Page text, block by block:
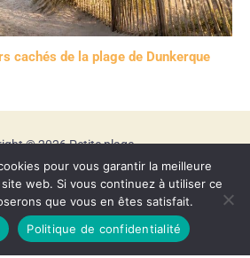
cachés de la plage de Dunkerque
© 2026 Petite plage
Mentions légales
Contact
de confidentialité
pour vous garantir la meilleure
web. Si vous continuez à utiliser ce
que vous en êtes satisfait.
Politique de confidentialité